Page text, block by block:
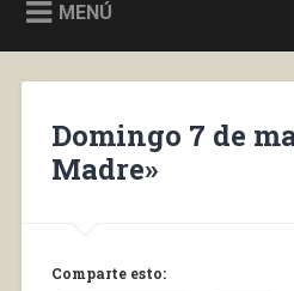
MENÚ
Domingo 7 de
Madre»
Comparte esto: